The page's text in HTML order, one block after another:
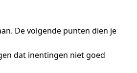
De volgende punten dien je
dat inentingen niet goed